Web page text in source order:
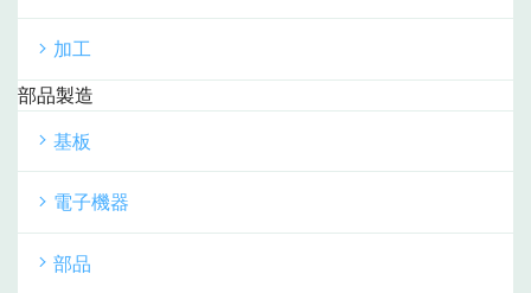
加工
部品製造
基板
電子機器
部品